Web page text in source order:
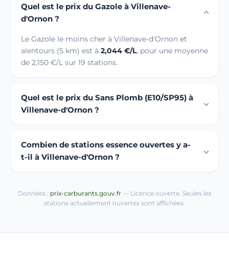
Quel est le prix du Gazole à Villenave-
d'Ornon ?
Le Gazole le moins cher à Villenave-d'Ornon et
alentours (5 km) est à 2,044 €/L, pour une moyenne
de 2,150 €/L sur 19 stations.
Quel est le prix du Sans Plomb (E10/SP95) à
Villenave-d'Ornon ?
Combien de stations essence ouvertes y a-
t-il à Villenave-d'Ornon ?
Données : prix-carburants.gouv.fr— Licence ouverte. Seules les
stations actuellement ouvertes sont affichées.